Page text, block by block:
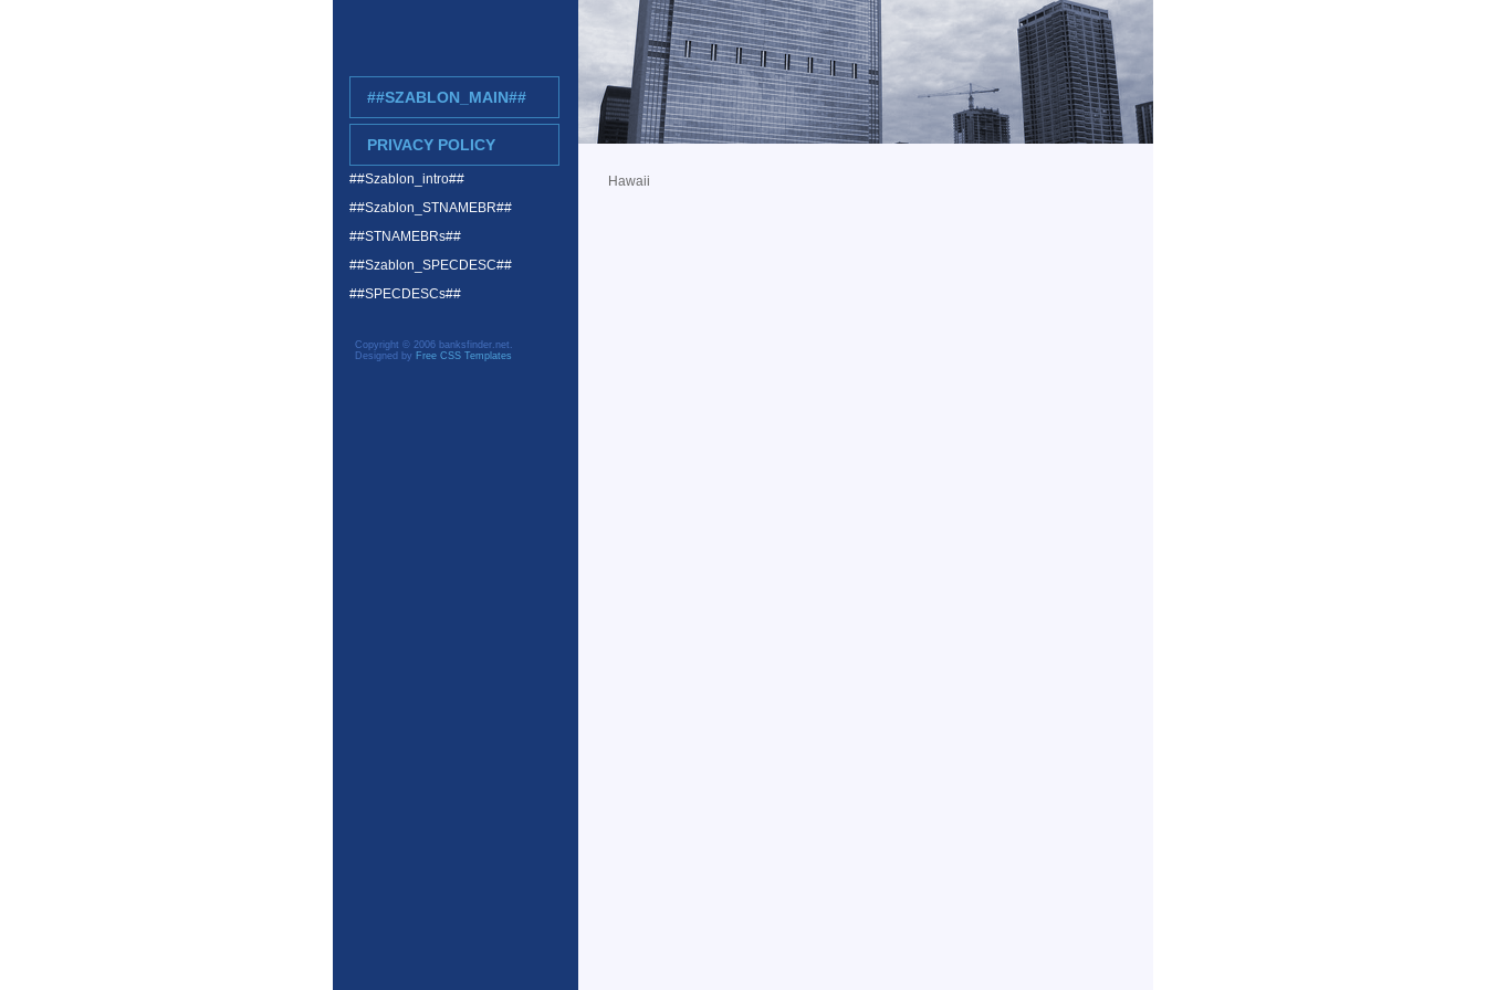
##SZABLON_MAIN##
PRIVACY POLICY
##Szablon_intro##
##Szablon_STNAMEBR##
##STNAMEBRs##
##Szablon_SPECDESC##
##SPECDESCs##
Copyright © 2006 banksfinder.net.
Designed by Free CSS Templates
Hawaii